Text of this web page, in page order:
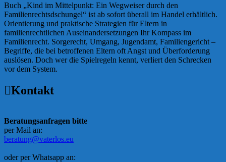
Buch „Kind im Mittelpunkt: Ein Wegweiser durch den
Familienrechtsdschungel“ ist ab sofort überall im Handel erhältlich.
Orientierung und praktische Strategien für Eltern in
familienrechtlichen Auseinandersetzungen Ihr Kompass im
Familienrecht. Sorgerecht, Umgang, Jugendamt, Familiengericht –
Begriffe, die bei betroffenen Eltern oft Angst und Überforderung
auslösen. Doch wer die Spielregeln kennt, verliert den Schrecken
vor dem System.
Kontakt
Beratungsanfragen bitte
per Mail an:
beratung@vaterlos.eu
oder per Whatsapp an: